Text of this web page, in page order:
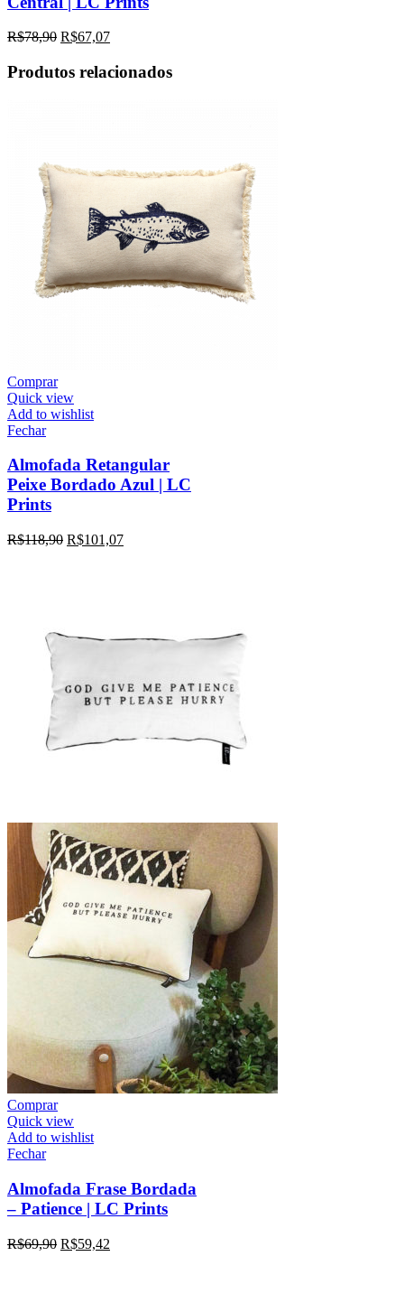
R$78,90 R$67,07
Produtos relacionados
Comprar
Quick view
Add to wishlist
Fechar
Almofada Retangular
Peixe Bordado Azul | LC
Prints
R$118,90 R$101,07
Comprar
Quick view
Add to wishlist
Fechar
Almofada Frase Bordada
– Patience | LC Prints
R$69,90 R$59,42